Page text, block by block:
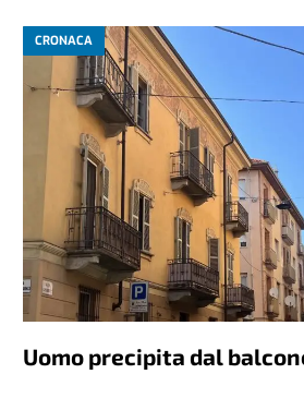
CRONACA
Uomo precipita dal